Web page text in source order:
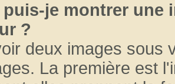
je montrer une
?
deux images sous
La première est